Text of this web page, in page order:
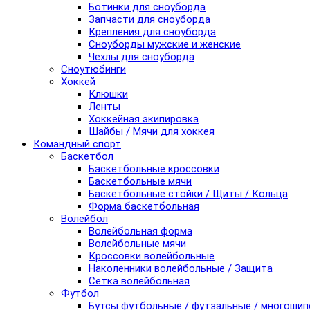
Ботинки для сноуборда
Запчасти для сноуборда
Крепления для сноуборда
Сноуборды мужские и женские
Чехлы для сноуборда
Сноутюбинги
Хоккей
Клюшки
Ленты
Хоккейная экипировка
Шайбы / Мячи для хоккея
Командный спорт
Баскетбол
Баскетбольные кроссовки
Баскетбольные мячи
Баскетбольные стойки / Щиты / Кольца
Форма баскетбольная
Волейбол
Волейбольная форма
Волейбольные мячи
Кроссовки волейбольные
Наколенники волейбольные / Защита
Сетка волейбольная
Футбол
Бутсы футбольные / футзальные /